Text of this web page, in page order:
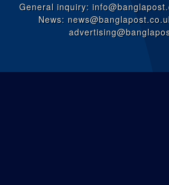
General inquiry:
News: